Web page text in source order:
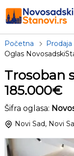
Početna
Oglas
Trosoban
185.000€
Šifra oglasa:
Novi Sad, Novi